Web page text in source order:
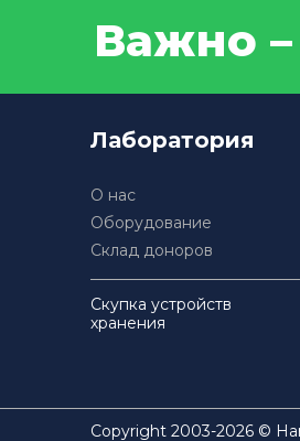
Важно
Лаборатория
О нас
Оборудование
Склад доноров
Скупка устройств
хранения
Copyright 2003-2026 ©